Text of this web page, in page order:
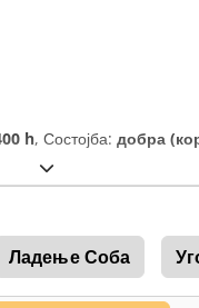
h, Состојба: добра
Ладење Соба